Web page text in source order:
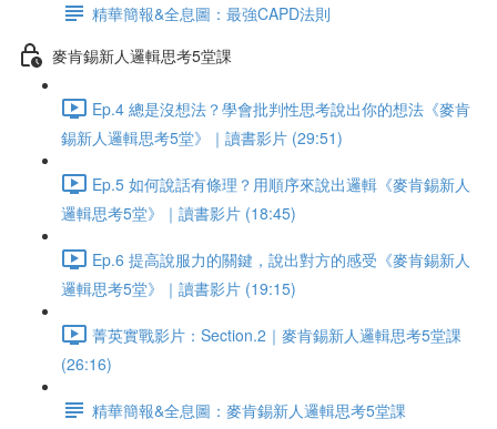
精華簡報&全息圖：最強CAPD法則
麥肯錫新人邏輯思考5堂課
Ep.4 總是沒想法？學會批判性思考說出你的想法《麥肯
錫新人邏輯思考5堂》｜讀書影片 (29:51)
Ep.5 如何說話有條理？用順序來說出邏輯《麥肯錫新人
邏輯思考5堂》｜讀書影片 (18:45)
Ep.6 提高說服力的關鍵，說出對方的感受《麥肯錫新人
邏輯思考5堂》｜讀書影片 (19:15)
菁英實戰影片：Section.2｜麥肯錫新人邏輯思考5堂課
(26:16)
精華簡報&全息圖：麥肯錫新人邏輯思考5堂課